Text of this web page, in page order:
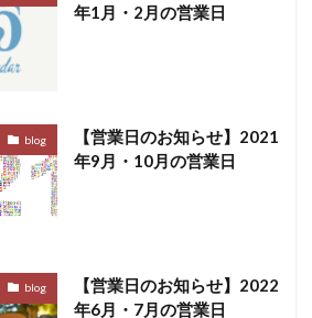
年1月・2月の営業日
blog
【営業日のお知らせ】2021
年9月・10月の営業日
blog
【営業日のお知らせ】2022
年6月・7月の営業日